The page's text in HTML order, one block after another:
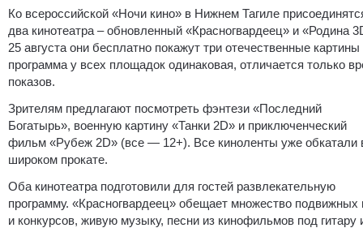
Ко всероссийской «Ночи кино» в Нижнем Тагиле
два кинотеатра – обновленный «Красногвардеец» и «Родина
25 августа они бесплатно покажут три отечественные картины
программа у всех площадок одинаковая, отличается только
показов.
Зрителям предлагают посмотреть фэнтези «Последний
Богатырь», военную картину «Танки 2D» и приключенческий
фильм «Рубеж 2D» (все — 12+). Все киноленты уже обкатали
широком прокате.
Оба кинотеатра подготовили для гостей развлекательную
программу. «Красногвардеец» обещает множество подвижных
и конкурсов, живую музыку, песни из кинофильмов под гитару